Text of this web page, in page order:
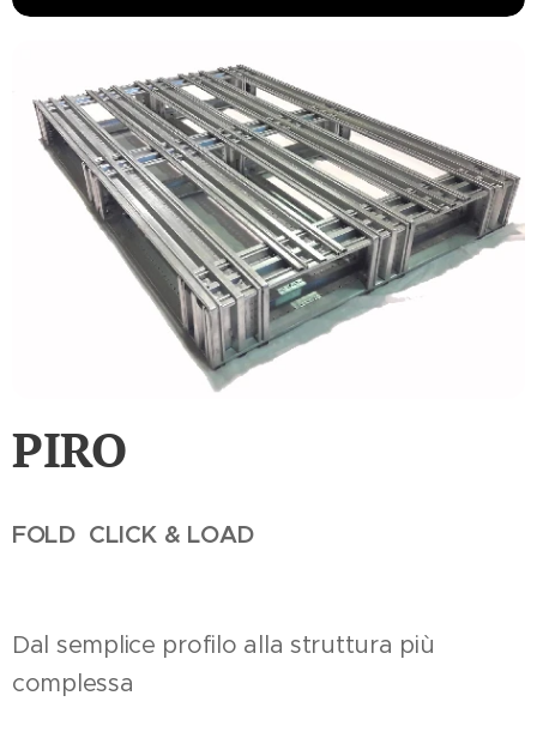
PIRO
FOLD CLICK & LOAD
Dal semplice profilo alla struttura più
complessa